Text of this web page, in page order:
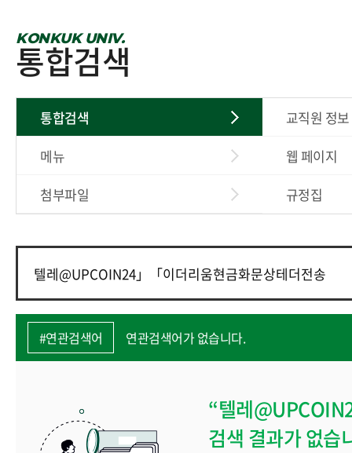
KONKUK UNIV.
통합검색
통합검색
교직원 정보
메뉴
웹 페이지
첨부파일
규정집
#연관검색어 연관검색어가 없습니다.
“텔레
검색 결과가 없습